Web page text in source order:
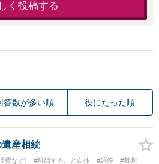
く投稿する
答数が多い順 役にたった順
産相続
費など) #離婚すること自体 #調停 #裁判